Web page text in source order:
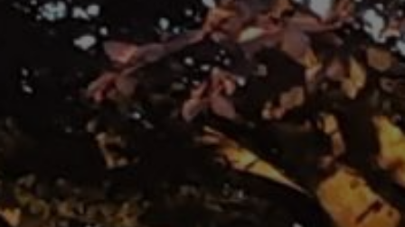
LÄGENHET 5
RUM I HUS 1
HISTORIK
HYRESVILLKOR
GALLERI
LÄNKAR